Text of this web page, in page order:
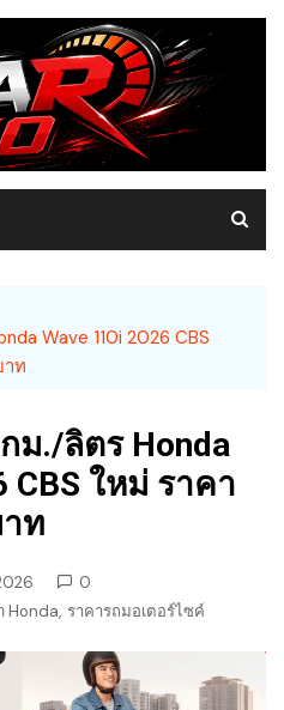
Wave 110i 2026 CBS
ท
ม./ลิตร Honda
CBS ใหม่ ราคา
ท
0
Honda, ราคารถมอเตอร์ไซค์